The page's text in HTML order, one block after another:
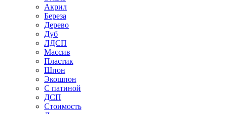
Акрил
Береза
Дерево
Дуб
ЛДСП
Массив
Пластик
Шпон
Экошпон
С патиной
ДСП
Стоимость